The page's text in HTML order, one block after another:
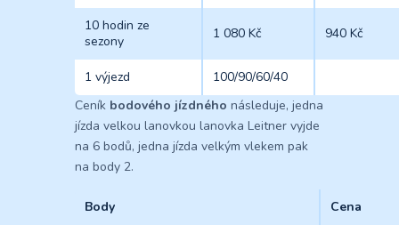
10 hodin ze
sezony
1 080 Kč 940 Kč
1 výjezd
100/90/60/40
Ceník bodového jízdného následuje, jedna
jízda velkou lanovkou lanovka Leitner vyjde
na 6 bodů, jedna jízda velkým vlekem pak
na body 2.
Body Cena